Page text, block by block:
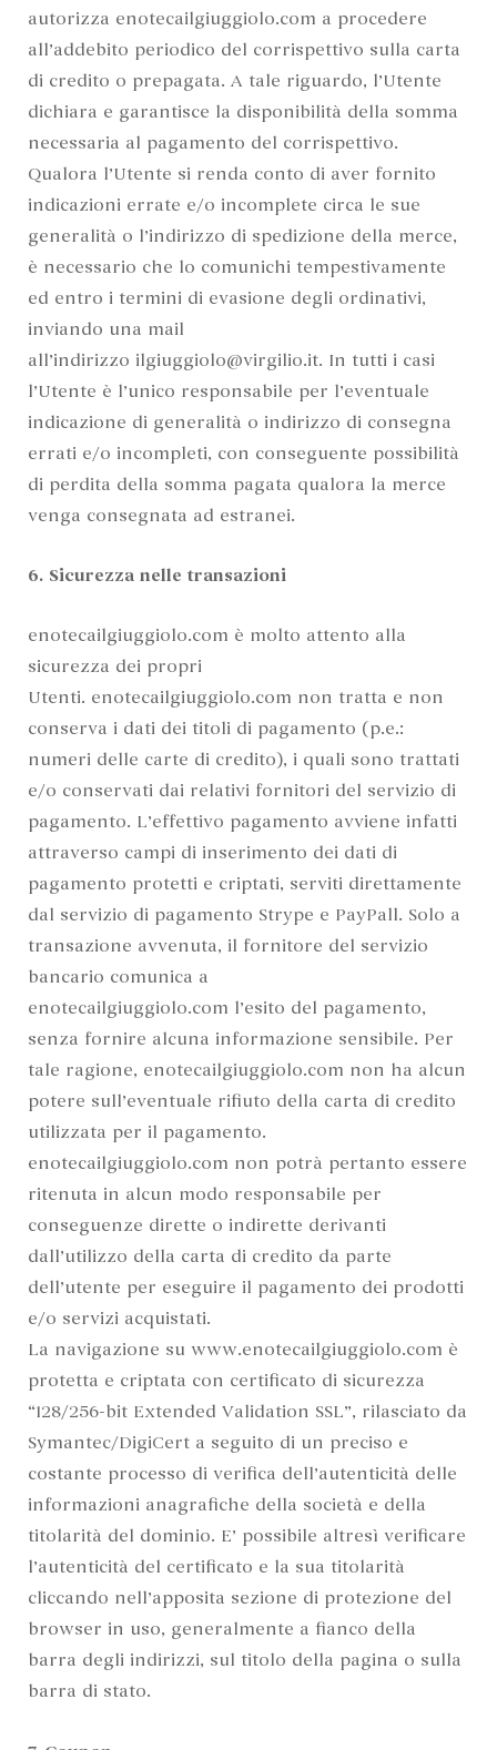
autorizza enotecailgiuggiolo.com a procedere
all’addebito periodico del corrispettivo sulla carta
di credito o prepagata. A tale riguardo, l’Utente
dichiara e garantisce la disponibilità della somma
necessaria al pagamento del corrispettivo.
Qualora l’Utente si renda conto di aver fornito
indicazioni errate e/o incomplete circa le sue
generalità o l’indirizzo di spedizione della merce,
è necessario che lo comunichi tempestivamente
ed entro i termini di evasione degli ordinativi,
inviando una mail
all’indirizzo ilgiuggiolo@virgilio.it. In tutti i casi
l’Utente è l’unico responsabile per l’eventuale
indicazione di generalità o indirizzo di consegna
errati e/o incompleti, con conseguente possibilità
di perdita della somma pagata qualora la merce
venga consegnata ad estranei.
6. Sicurezza nelle transazioni
enotecailgiuggiolo.com è molto attento alla
sicurezza dei propri
Utenti. enotecailgiuggiolo.com non tratta e non
conserva i dati dei titoli di pagamento (p.e.:
numeri delle carte di credito), i quali sono trattati
e/o conservati dai relativi fornitori del servizio di
pagamento. L’effettivo pagamento avviene infatti
attraverso campi di inserimento dei dati di
pagamento protetti e criptati, serviti direttamente
dal servizio di pagamento Strype e PayPall. Solo a
transazione avvenuta, il fornitore del servizio
bancario comunica a
enotecailgiuggiolo.com l’esito del pagamento,
senza fornire alcuna informazione sensibile. Per
tale ragione, enotecailgiuggiolo.com non ha alcun
potere sull’eventuale rifiuto della carta di credito
utilizzata per il pagamento.
enotecailgiuggiolo.com non potrà pertanto essere
ritenuta in alcun modo responsabile per
conseguenze dirette o indirette derivanti
dall’utilizzo della carta di credito da parte
dell’utente per eseguire il pagamento dei prodotti
e/o servizi acquistati.
La navigazione su www.enotecailgiuggiolo.com è
protetta e criptata con certificato di sicurezza
“128/256-bit Extended Validation SSL”, rilasciato da
Symantec/DigiCert a seguito di un preciso e
costante processo di verifica dell’autenticità delle
informazioni anagrafiche della società e della
titolarità del dominio. E’ possibile altresì verificare
l’autenticità del certificato e la sua titolarità
cliccando nell’apposita sezione di protezione del
browser in uso, generalmente a fianco della
barra degli indirizzi, sul titolo della pagina o sulla
barra di stato.